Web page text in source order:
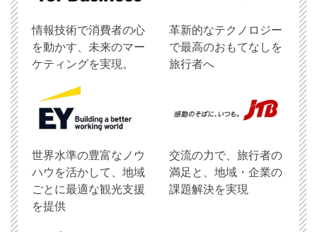
情報技術で消費者の心
を動かす、未来のマー
ケティングを実現。
革新的なテクノロジー
で最高のおもてなしを
旅行者へ
世界水準の豊富なノウ
ハウを活かして、地域
ごとに最適な観光支援
を提供
交流の力で、旅行者の
満足と、地域・企業の
課題解決を実現